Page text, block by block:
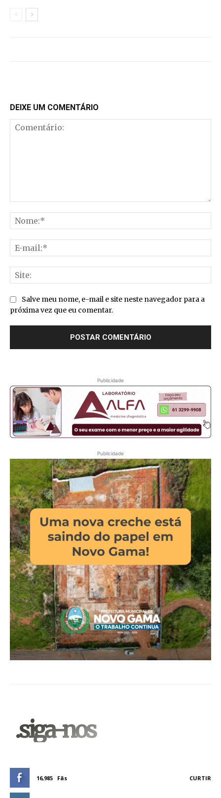
DEIXE UM COMENTÁRIO
Salve meu nome, e-mail e site neste navegador para a
próxima vez que eu comentar.
Publicidade
Publicidade
.siga-nos
16,985 Fãs CURTIR